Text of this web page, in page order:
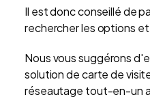
Il est donc conseillé de
rechercher les options
Nous vous suggérons
solution de carte de
réseautage tout-en-un